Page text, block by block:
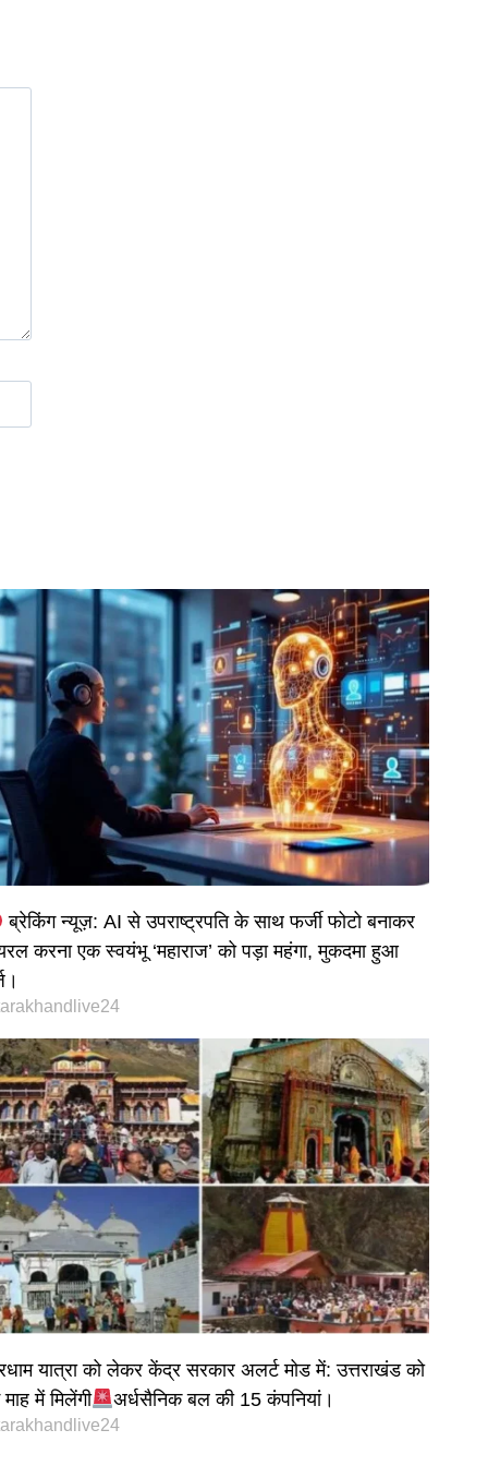
ब्रेकिंग न्यूज़: AI से उपराष्ट्रपति के साथ फर्जी फोटो बनाकर
करना एक स्वयंभू ‘महाराज’ को पड़ा महंगा, मुकदमा हुआ
यात्रा को लेकर केंद्र सरकार अलर्ट मोड में: उत्तराखंड को
में मिलेंगी
अर्धसैनिक बल की 15 कंपनियां।